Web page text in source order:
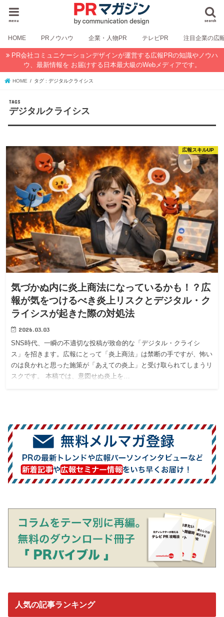
search
menu
HOME PRノウハウ 企業・人物PR テレビPR 注目企業の広
PR会社コミュニケーションデザインが運営する広報PRの知識やノウハ
ウ、最新情報を お届けする日本最大級のWebメディアです。
HOME タグ : デジタルクライシス
デジタルクライシス
広報スキルUP
気づかぬ内に炎上商法になっているかも！？広
報が気をつけるべき炎上リスクとデジタル・ク
ライシスが起きた際の対処法
2026.03.03
SNS時代、一瞬の不適切な投稿が致命的な「デジタル・クライシ
ス」を招きます。広報にとって「炎上商法」は禁断の手ですが、怖い
のは良かれと思った施策が「あえての炎上」と受け取られてしまうリ
スクです。 本稿では、意図せぬ炎上を…
人気の記事ランキング